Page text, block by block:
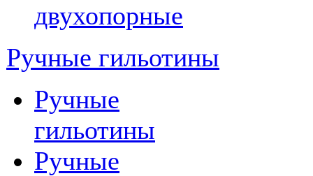
двухопорные
Ручные гильотины
Ручные
гильотины
Ручные